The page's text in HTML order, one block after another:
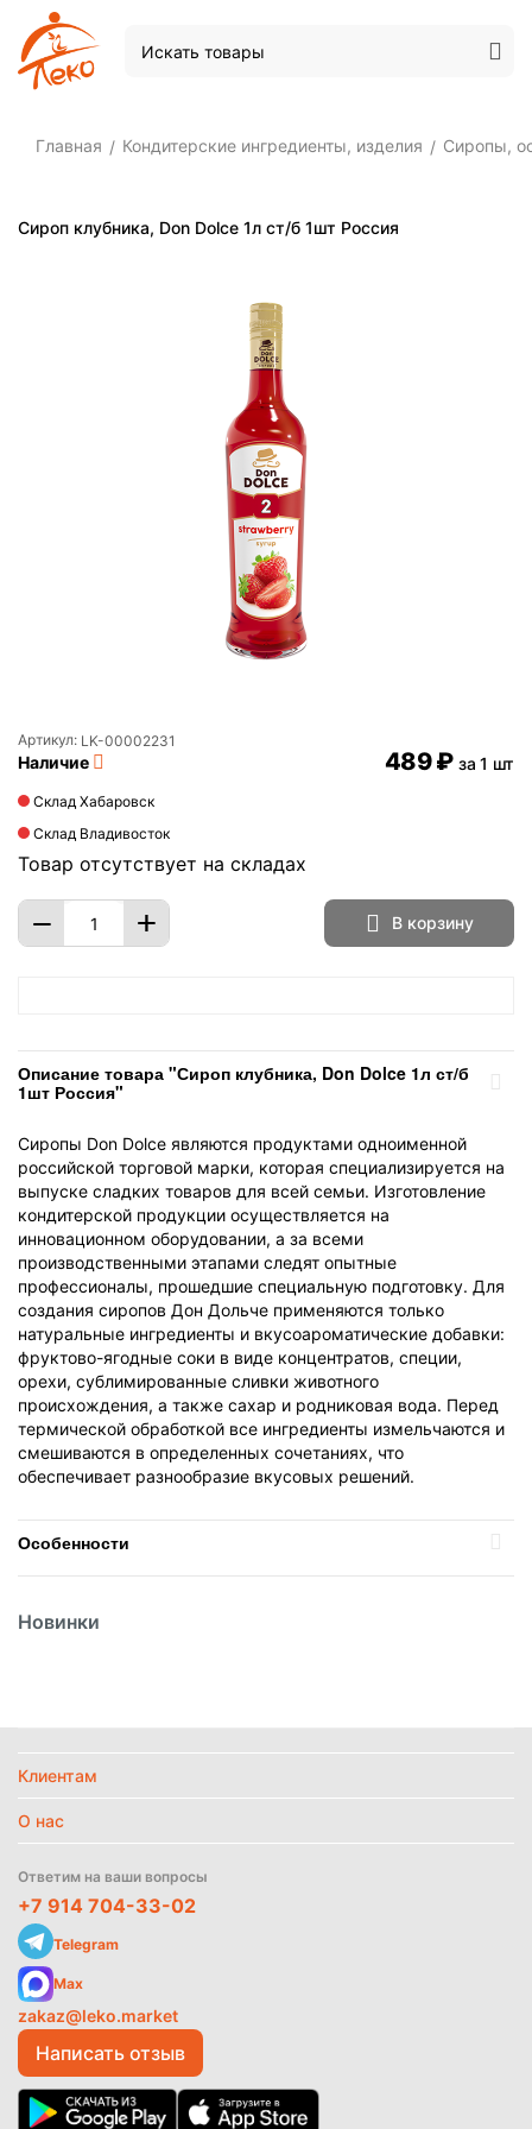
Главная / Кондитерские ингредиенты, изделия / Сиропы,
Сироп клубника, Don Dolce 1л ст/б 1шт Россия
Артикул: LK-00002231
Наличие
Склад Хабаровск
Склад Владивосток
Товар отсутствует на складах
‍489‍₽ за 1 шт
+
− В корзину
Описание товара "Сироп клубника, Don Dolce 1л ст/б
1шт Россия"
Сиропы Don Dolce являются продуктами одноименной
российской торговой марки, которая специализируется на
выпуске сладких товаров для всей семьи. Изготовление
кондитерской продукции осуществляется на
инновационном оборудовании, а за всеми
производственными этапами следят опытные
профессионалы, прошедшие специальную подготовку. Для
создания сиропов Дон Дольче применяются только
натуральные ингредиенты и вкусоароматические добавки:
фруктово-ягодные соки в виде концентратов, специи,
орехи, сублимированные сливки животного
происхождения, а также сахар и родниковая вода. Перед
термической обработкой все ингредиенты измельчаются и
смешиваются в определенных сочетаниях, что
обеспечивает разнообразие вкусовых решений.
Особенности
Вид
Температурный режим Без режима
Найти похожие
Новинки
Клиентам
О нас
Ответим на ваши вопросы
+7 914 704-33-02
Telegram
Max
zakaz@leko.market
Написать отзыв
данных